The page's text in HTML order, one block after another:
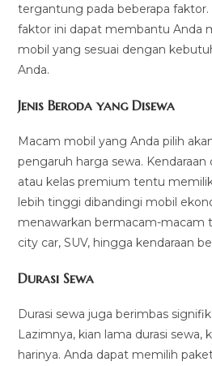
tergantung pada beberapa
faktor ini dapat membantu Anda
mobil yang sesuai dengan
Anda.
Jenis Beroda yang Disewa
Macam mobil yang Anda pilih
pengaruh harga sewa.
atau kelas premium tentu
lebih tinggi dibandingi mobil
menawarkan bermacam-macam
city car, SUV, hingga kendaraan
Durasi Sewa
Durasi sewa juga berimbas
Lazimnya, kian lama durasi sewa,
harinya. Anda dapat memilih